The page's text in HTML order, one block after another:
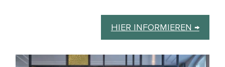
HIER INFORMIEREN →